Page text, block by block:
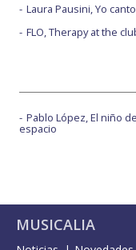
Laura Pausini, Yo
FLO, Therapy at the
Pablo López, El niño
espacio
MUSICALIA